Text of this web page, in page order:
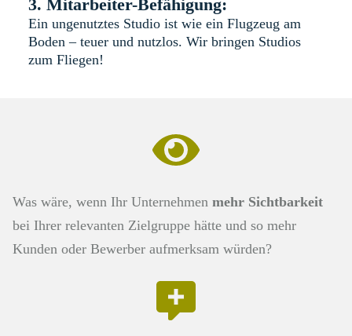
3. Mitarbeiter-Befähigung:
Ein ungenutztes Studio ist wie ein Flugzeug am
Boden – teuer und nutzlos. Wir bringen Studios
zum Fliegen!
Was wäre, wenn Ihr Unternehmen mehr Sichtbarkeit
bei Ihrer relevanten Zielgruppe hätte und so mehr
Kunden oder Bewerber aufmerksam würden?